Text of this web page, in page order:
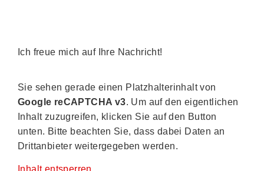
Ich freue mich auf Ihre Nachricht!
Sie sehen gerade einen Platzhalterinhalt von
Google reCAPTCHA v3. Um auf den eigentlichen
Inhalt zuzugreifen, klicken Sie auf den Button
unten. Bitte beachten Sie, dass dabei Daten an
Drittanbieter weitergegeben werden.
Inhalt entsperren